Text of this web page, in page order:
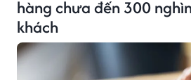
hàng chưa đến 300
khách